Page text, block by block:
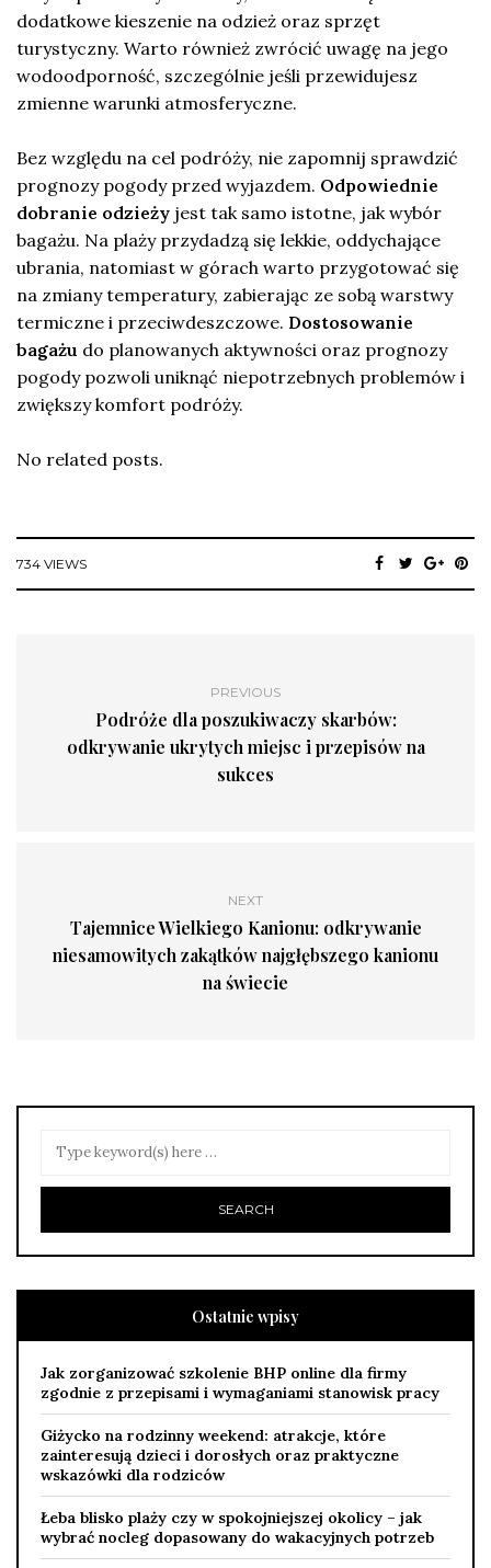
dodatkowe kieszenie na odzież oraz sprzęt
turystyczny. Warto również zwrócić uwagę na jego
wodoodporność, szczególnie jeśli przewidujesz
zmienne warunki atmosferyczne.
Bez względu na cel podróży, nie zapomnij sprawdzić
prognozy pogody przed wyjazdem. Odpowiednie
dobranie odzieży jest tak samo istotne, jak wybór
bagażu. Na plaży przydadzą się lekkie, oddychające
ubrania, natomiast w górach warto przygotować się
na zmiany temperatury, zabierając ze sobą warstwy
termiczne i przeciwdeszczowe. Dostosowanie
bagażu do planowanych aktywności oraz prognozy
pogody pozwoli uniknąć niepotrzebnych problemów i
zwiększy komfort podróży.
No related posts.
734 VIEWS
PREVIOUS
Podróże dla poszukiwaczy skarbów:
odkrywanie ukrytych miejsc i przepisów na
sukces
NEXT
Tajemnice Wielkiego Kanionu: odkrywanie
niesamowitych zakątków najgłębszego kanionu
na świecie
Ostatnie wpisy
Jak zorganizować szkolenie BHP online dla firmy
zgodnie z przepisami i wymaganiami stanowisk pracy
Giżycko na rodzinny weekend: atrakcje, które
zainteresują dzieci i dorosłych oraz praktyczne
wskazówki dla rodziców
Łeba blisko plaży czy w spokojniejszej okolicy – jak
wybrać nocleg dopasowany do wakacyjnych potrzeb